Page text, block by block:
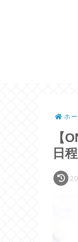
ホ
【
日